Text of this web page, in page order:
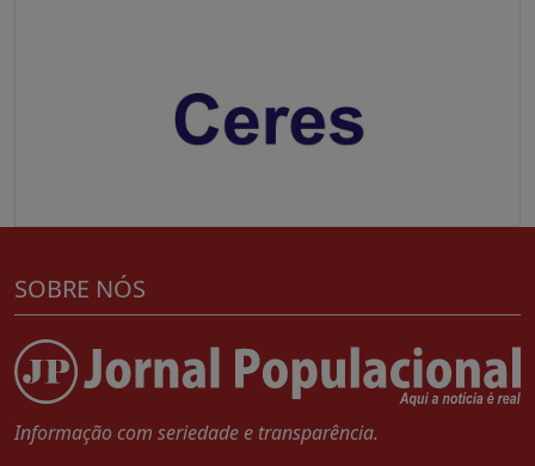
SOBRE NÓS
Informação com seriedade e transparência.